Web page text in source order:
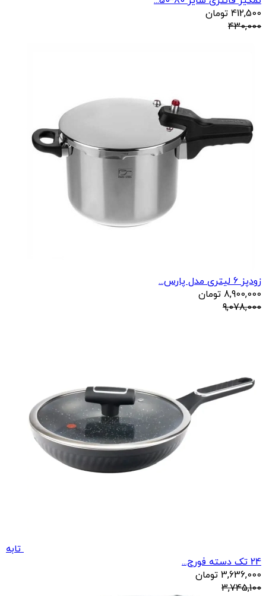
412,500 تومان
430,000
زودپز 6 لیتری مدل پارس...
8,900,000 تومان
9,078,000
تابه
24 تک دسته فورج...
3,636,000 تومان
3,745,100